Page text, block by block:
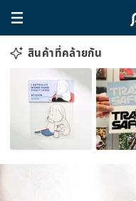
สินค้าที่คล้ายกัน